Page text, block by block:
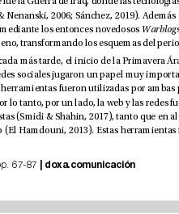
doxa.comunicación
Warblog